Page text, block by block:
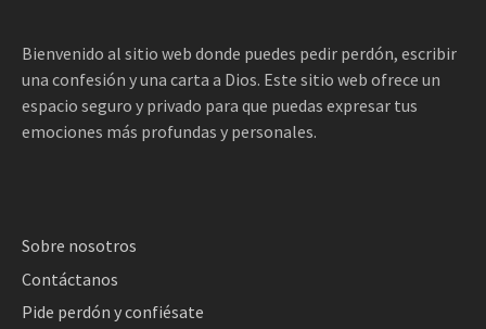
Bienvenido al sitio web donde puedes pedir perdón, escribir
una confesión y una carta a Dios. Este sitio web ofrece un
espacio seguro y privado para que puedas expresar tus
emociones más profundas y personales.
Sobre nosotros
Contáctanos
Pide perdón y confiésate